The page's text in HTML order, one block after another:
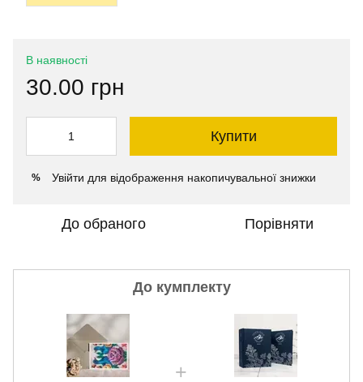
В наявності
30.00 грн
Купити
% Увійти для відображення накопичувальної знижки
До обраного Порівняти
До кумплекту